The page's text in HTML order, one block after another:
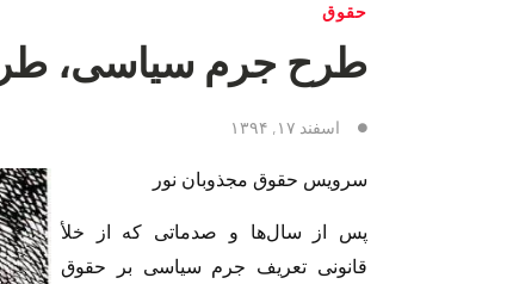
حقوق
طرح جرم سیاسى،
اسفند ۱۷, ۱۳۹۴
سرویس حقوق مجذوبان نور
پس از سال‌ها و صدماتى که از خلأ
قانونى تعریف جرم سیاسى بر حقوق